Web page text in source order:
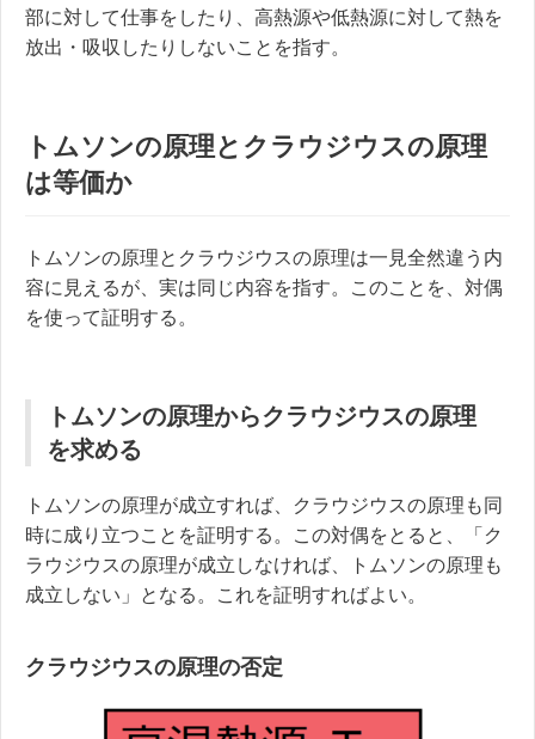
部に対して仕事をしたり、高熱源や低熱源に対して熱を
放出・吸収したりしないことを指す。
トムソンの原理とクラウジウスの原理
は等価か
トムソンの原理とクラウジウスの原理は一見全然違う内
容に見えるが、実は同じ内容を指す。このことを、対偶
を使って証明する。
トムソンの原理からクラウジウスの原理
を求める
トムソンの原理が成立すれば、クラウジウスの原理も同
時に成り立つことを証明する。この対偶をとると、「ク
ラウジウスの原理が成立しなければ、トムソンの原理も
成立しない」となる。これを証明すればよい。
クラウジウスの原理の否定